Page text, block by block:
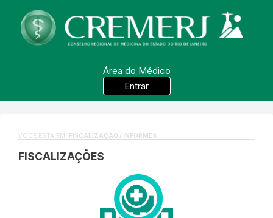
Área do Médico
Entrar
VOCÊ ESTÁ EM: FISCALIZAÇÃO / INFORMES
FISCALIZAÇÕES